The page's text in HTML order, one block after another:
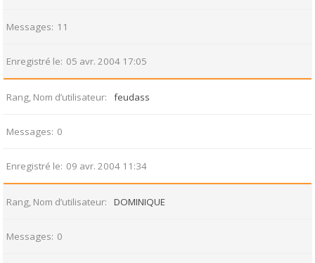
Messages 11
Enregistré le 05 avr. 2004 17:05
Rang, Nom d’utilisateur feudass
Messages 0
Enregistré le 09 avr. 2004 11:34
Rang, Nom d’utilisateur DOMINIQUE
Messages 0